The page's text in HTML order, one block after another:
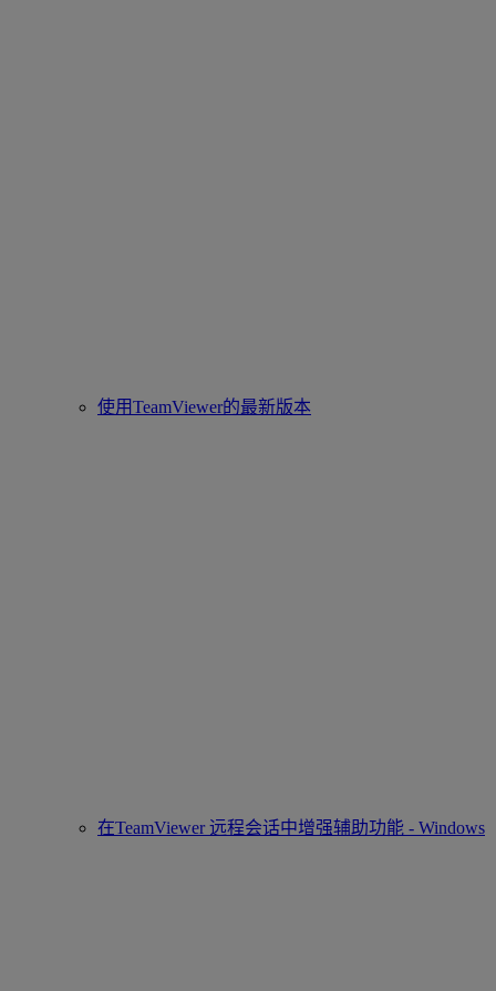
使用TeamViewer的最新版本
在TeamViewer 远程会话中增强辅助功能 - Windows